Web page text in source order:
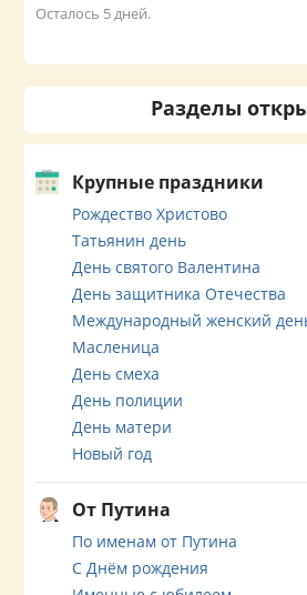
Осталось 5 дней.
Разделы
Крупные праздники
Рождество Христово
Татьянин день
День святого Валентина
День защитника Отечества
Международный женский
Масленица
День смеха
День полиции
День матери
Новый год
От Путина
По именам от Путина
С Днём рождения